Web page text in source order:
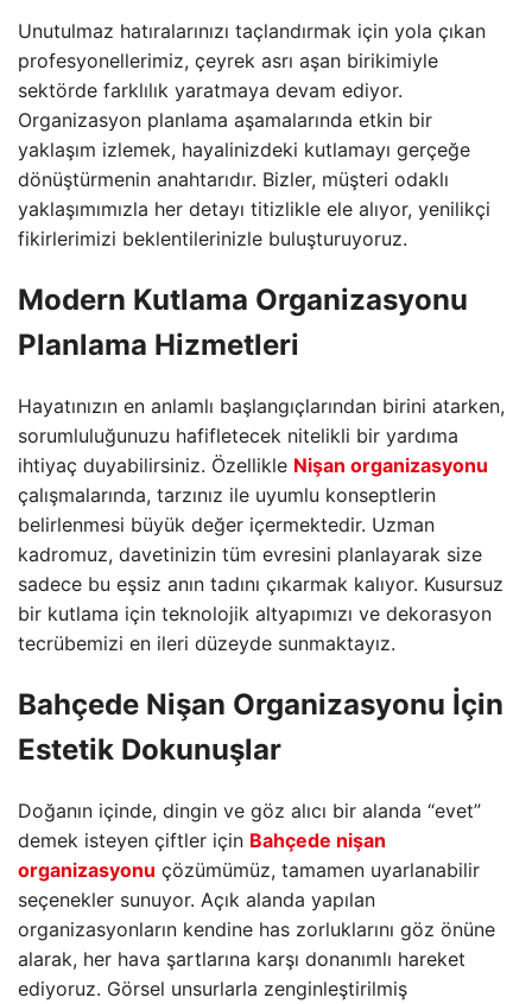
Unutulmaz hatıralarınızı taçlandırmak için yola çıkan
profesyonellerimiz, çeyrek asrı aşan birikimiyle
sektörde farklılık yaratmaya devam ediyor.
Organizasyon planlama aşamalarında etkin bir
yaklaşım izlemek, hayalinizdeki kutlamayı gerçeğe
dönüştürmenin anahtarıdır. Bizler, müşteri odaklı
yaklaşımımızla her detayı titizlikle ele alıyor, yenilikçi
fikirlerimizi beklentilerinizle buluşturuyoruz.
Modern Kutlama Organizasyonu
Planlama Hizmetleri
Hayatınızın en anlamlı başlangıçlarından birini atarken,
sorumluluğunuzu hafifletecek nitelikli bir yardıma
ihtiyaç duyabilirsiniz. Özellikle Nişan organizasyonu
çalışmalarında, tarzınız ile uyumlu konseptlerin
belirlenmesi büyük değer içermektedir. Uzman
kadromuz, davetinizin tüm evresini planlayarak size
sadece bu eşsiz anın tadını çıkarmak kalıyor. Kusursuz
bir kutlama için teknolojik altyapımızı ve dekorasyon
tecrübemizi en ileri düzeyde sunmaktayız.
Bahçede Nişan Organizasyonu İçin
Estetik Dokunuşlar
Doğanın içinde, dingin ve göz alıcı bir alanda “evet”
demek isteyen çiftler için Bahçede nişan
organizasyonu çözümümüz, tamamen uyarlanabilir
seçenekler sunuyor. Açık alanda yapılan
organizasyonların kendine has zorluklarını göz önüne
alarak, her hava şartlarına karşı donanımlı hareket
ediyoruz. Görsel unsurlarla zenginleştirilmiş